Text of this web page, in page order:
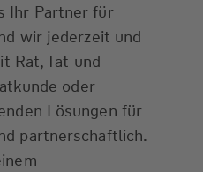
Ihr Partner für
wir jederzeit und
Rat, Tat und
oder
Lösungen für
partnerschaftlich.